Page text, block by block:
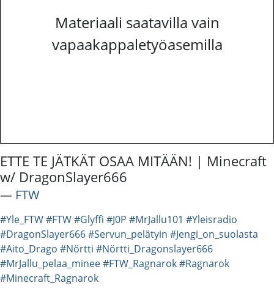
Materiaali saatavilla vain
vapaakappaletyöasemilla
ETTE TE JÄTKÄT OSAA MITÄÄN! | Minecraft
w/ DragonSlayer666
― FTW
#Yle_FTW#FTW#Glyffi #J0P #MrJallu101 #Yleisradio
#DragonSlayer666#Servun_pelätyin #Jengi_on_suolasta
#Aito_Drago #Nörtti #Nörtti_Dragonslayer666
#MrJallu_pelaa_minee#FTW_Ragnarok#Ragnarok
#Minecraft_Ragnarok